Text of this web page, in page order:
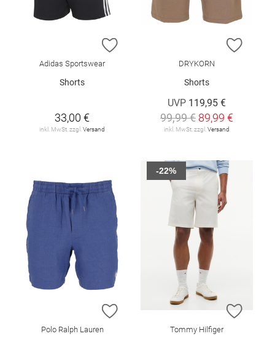
ZUR WUNSCHLISTE HINZUFÜGEN
Adidas Sportswear
Shorts
33,00 €
inkl. MwSt. zzgl. Versand
ZUR
DRYKORN
Shorts
UVP 119,95 €
99,99 € 89,99 €
inkl. MwSt. zzgl. Versand
ZUR WUNSCHLISTE HINZUFÜGEN
Polo Ralph Lauren
ZUR
Tommy Hilfiger
-22%